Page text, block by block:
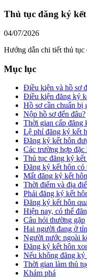
Thủ tục đăng ký
04/07/2026
Hướng dẫn chi tiết thủ tục
Mục lục
Điều kiện và hồ sơ
Điều kiện đăng ký
Hồ sơ cần chuẩn bị
Nộp hồ sơ đến đâu?
Thời gian cấp đăng
Lệ phí đăng ký kết
Đăng ký kết hôn
Các trường hợp
Thủ tục đăng ký
Đăng ký kết hôn có
Mất đăng ký kết
Thời điểm và địa
Phải đăng ký kết
Đăng ký kết hôn
Hiện nay, có thể
Câu hỏi thường gặp
Hai người đang ở
Người nước ngoài
Đăng ký kết hôn
Nếu không đăng ký
Thời gian làm thủ
Khám phá